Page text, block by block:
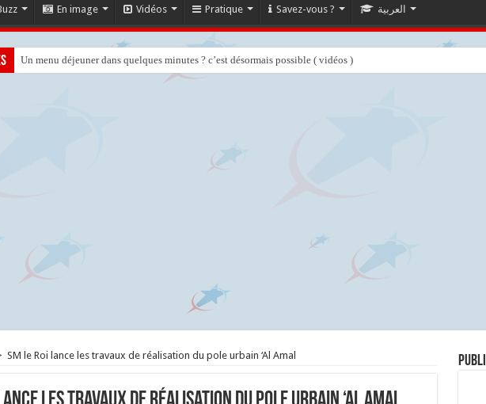
En image Vidéos Pratique Savez-vous ? العربية
Un menu déjeuner dans quelques minutes ? c’est désormais possible ( vidéos )
SM le Roi lance les travaux de réalisation du pole urbain ‘Al Amal